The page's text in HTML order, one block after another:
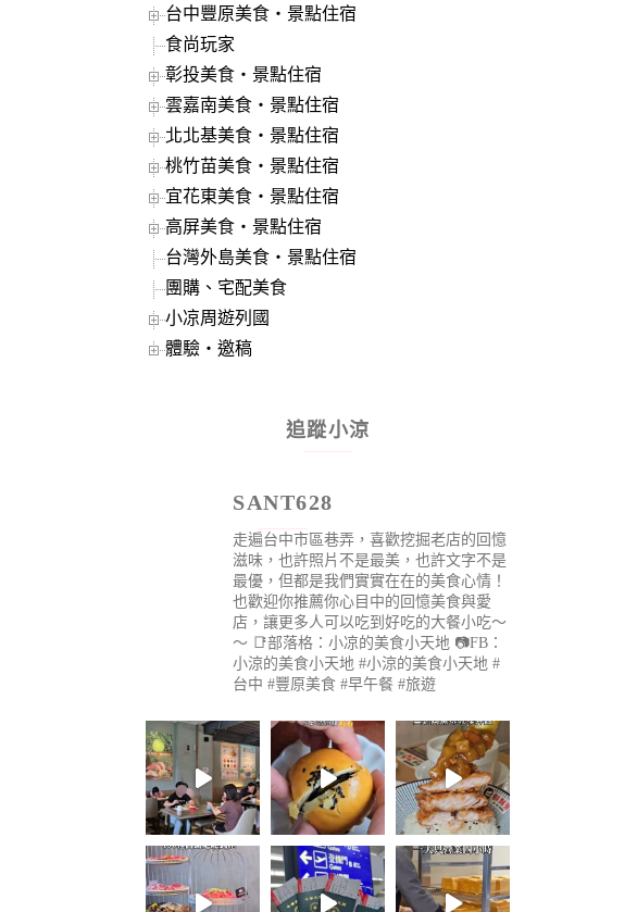
台中豐原美食‧景點住宿
食尚玩家
彰投美食‧景點住宿
雲嘉南美食‧景點住宿
北北基美食‧景點住宿
桃竹苗美食‧景點住宿
宜花東美食‧景點住宿
高屏美食‧景點住宿
台灣外島美食‧景點住宿
團購、宅配美食
小凉周遊列國
體驗‧邀稿
追蹤小涼
SANT628
走遍台中市區巷弄，喜歡挖掘老店的回憶
滋味，也許照片不是最美，也許文字不是
最優，但都是我們實實在在的美食心情！
也歡迎你推薦你心目中的回憶美食與愛
店，讓更多人可以吃到好吃的大餐小吃～
～ 📑部落格：小凉的美食小天地 📷FB：
小涼的美食小天地 #小涼的美食小天地 #
台中 #豐原美食 #早午餐 #旅遊